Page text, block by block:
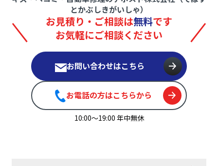
とかぶしきがいしゃ）
お見積り・ご相談は無料です
お気軽にご相談ください
お問い合わせはこちら
お電話の方はこちらから
10:00〜19:00 年中無休